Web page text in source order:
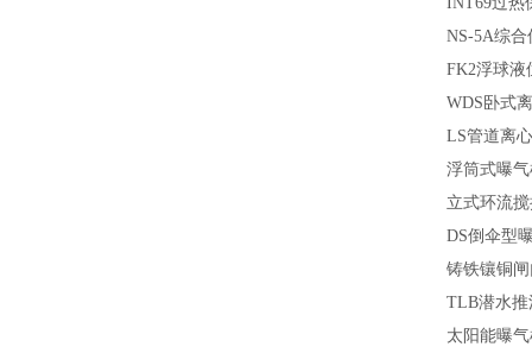
NS-5A综合
FK2浮球液
WDS 卧式
LS管道离
浮筒式曝
立式环流
DS倒伞型
铸铁镶铜
TLB潜水
太阳能曝